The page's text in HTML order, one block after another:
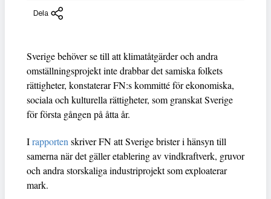
Dela
Sverige behöver se till att klimatåtgärder och andra
omställningsprojekt inte drabbar det samiska folkets
rättigheter, konstaterar FN:s kommitté för ekonomiska,
sociala och kulturella rättigheter, som granskat Sverige
för första gången på åtta år.
Irapportenskriver FN att Sverige brister i hänsyn till
samerna när det gäller etablering av vindkraftverk, gruvor
och andra storskaliga industriprojekt som exploaterar
mark.